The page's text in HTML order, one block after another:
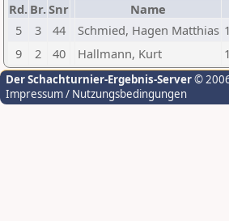
Rd. Br.Snr Name
5
3 44 Schmied, Hagen Matthias
9
2 40 Hallmann, Kurt
Der Schachturnier-Ergebnis-Server©
Impressum / Nutzungsbedingungen